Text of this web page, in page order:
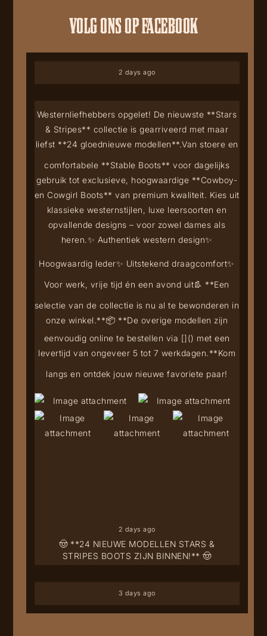
VOLG ONS OP FACEBOOK
2 days ago
🤠 **24 NIEUWE MODELLEN STARS &
STRIPES BOOTS ZIJN BINNEN!** 🤠
Westernliefhebbers opgelet! De nieuwste **Stars
& Stripes** collectie is gearriveerd met maar
liefst **24 gloednieuwe modellen**.Van stoere en
comfortabele **Stable Boots** voor dagelijks
gebruik tot exclusieve, hoogwaardige **Cowboy-
en Cowgirl Boots** van premium kwaliteit. Kies uit
klassieke westernstijlen, luxe leersoorten en
opvallende designs – voor zowel dames als
heren.✨ Authentiek western design✨
Hoogwaardig leder✨ Uitstekend draagcomfort✨
Voor werk, vrije tijd én een avond uit👢 **Een
selectie van de collectie is nu al te bewonderen in
onze winkel.**📦 **De overige modellen zijn
eenvoudig online te bestellen via []() met een
levertijd van ongeveer 5 tot 7 werkdagen.**Kom
langs en ontdek jouw nieuwe favoriete paar!
2 days ago
3 days ago